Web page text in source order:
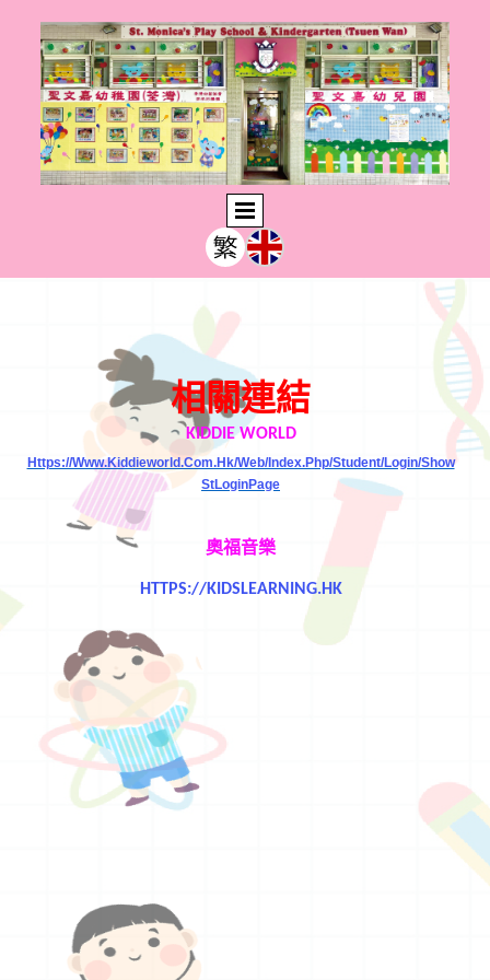
相關連結
KIDDIE WORLD
Https://www.kiddieworld.com.hk/web/index.php/student/login/show
StLoginPage
奧福音樂
HTTPS://KIDSLEARNING.HK